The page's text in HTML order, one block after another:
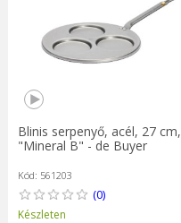
Blinis serpenyő, acél, 27 cm,
"Mineral B" - de Buyer
Kód: 561203
(0)
Készleten